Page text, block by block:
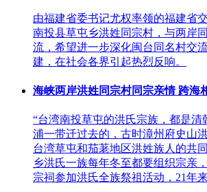
由福建省委书记尤权率领的福建省
南投县草屯乡洪姓同宗村，与两岸
流，希望进一步深化闽台同名村交
建，在社会各界引起热烈反响。
海峡两岸洪姓同宗村同宗亲情 跨海
“台湾南投草屯的洪氏宗族，都是清
浦一带迁过去的，古时漳州府史山
台湾草屯和茄荖地区洪姓族人的共
乡洪氏一族每年冬至都要组织宗亲
宗祠参加洪氏全族祭祖活动，21年